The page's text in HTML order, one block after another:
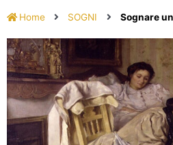
Home SOGNI Sognare